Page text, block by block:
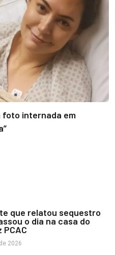
foto internada em
que relatou sequestro
o dia na casa do
2026